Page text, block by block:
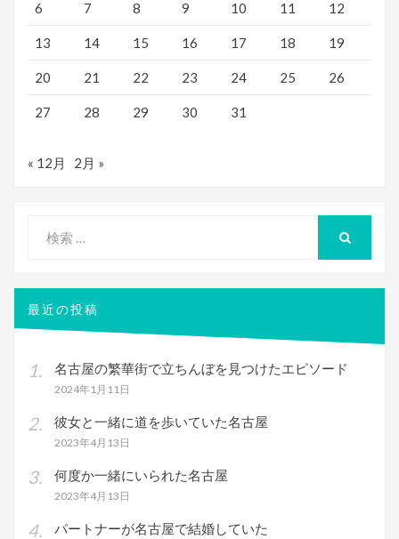
6 7 8 9 10 11 12
13 14 15 16 17 18 19
20 21 22 23 24 25 26
27 28 29 30 31
« 12月 2月 »
象:
最近の投稿
名古屋の繁華街で立ちんぼを見つけたエピソード
2024年1月11日
彼女と一緒に道を歩いていた名古屋
2023年4月13日
何度か一緒にいられた名古屋
2023年4月13日
パートナーが名古屋で結婚していた